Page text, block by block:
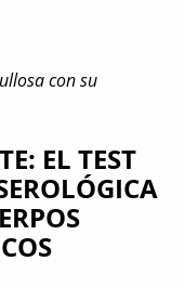
con su
EL TEST